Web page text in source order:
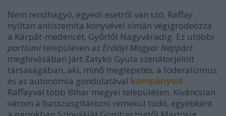
Nem rendhagyó, egyedi esetről van szó, Raffay
nyíltan antiszemita könyvével simán végigrodeózza
a Kárpát-medencét, Győrtől Nagyváradig. Ez utóbbi
partiumi településen az Erdélyi Magyar Néppárt
meghívásában járt Zatykó Gyula szenátorjelölt
társaságában, aki, minő meglepetés, a föderalizmus
és az autonómia gondolatával kampányolt
Raffayval több Bihar megyei településen. Kíváncsian
várom a basszusgitározni remekül tudó, egyébként